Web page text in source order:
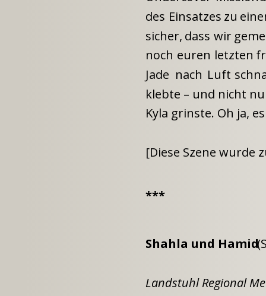
des Einsatzes zu
sicher, dass wir
noch euren letzten
Jade nach Luft
klebte – und nicht
Kyla grinste. Oh ja,
[Diese Szene
***
Shahla und Hamid
Landstuhl Regional